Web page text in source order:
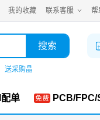
我的收藏 联系客服 帮
搜索
送采购晶
单 PCB/FPC/